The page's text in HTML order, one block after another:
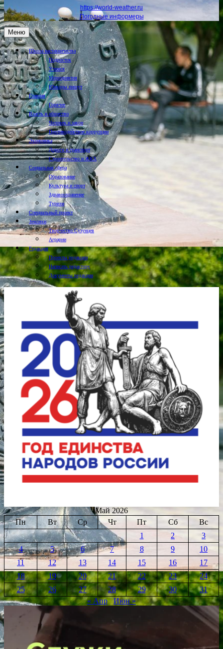
https://world-weather.ru
Погодные информеры
Меню
Школа наставничества
Подросток
Учимся
Мероприятия
Юнкоры пишут
Главная
Горячее
Власть и общество
Человек и закон
Противодействие коррупции
Экономика
Дороги и транспорт
Строительство и ЖКХ
Социальная сфера
Образование
Культура и спорт
Здравоохранение
Туризм
Специальный проект
Земляки
Творчество Сузунцев
Аграрии
Редакция
Проекты редакции
Написать редактору
Документы редакции
Май 2026
Пн
Вт Ср Чт Пт Сб
Вс
1
2
3
4
5 6 7 8 9
10
11
12 13 14 15 16
17
18
19 20 21 22 23
24
25
26 27 28 29 30
31
« Апр
Июн »